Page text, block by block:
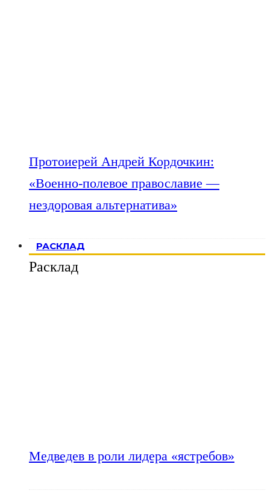
Протоиерей Андрей Кордочкин:
«Военно-полевое православие —
нездоровая альтернатива»
РАСКЛАД
Расклад
Медведев в роли лидера «ястребов»